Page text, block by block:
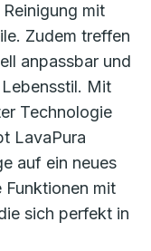
mit
Zudem treffen
anpassbar und
Mit
Technologie
LavaPura
auf ein neues
Funktionen mit
sich perfekt in